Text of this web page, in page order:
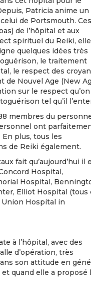
Patricia anime un
de Portsmouth. Ces
de l’hôpital et aux
spirituel du Reiki, elle
quelques idées très
le traitement
le respect des
de Nouvel Age (New
sur le respect qu’on
tel qu’il
membres du
ont
plus, tous les
de Reiki également.
fait qu’aujourd’hui il
Hospital,
Hospital,
Elliot Hospital (tous
Hospital in
à l’hôpital, avec des
d’opération, très
son attitude en
quand elle a proposé